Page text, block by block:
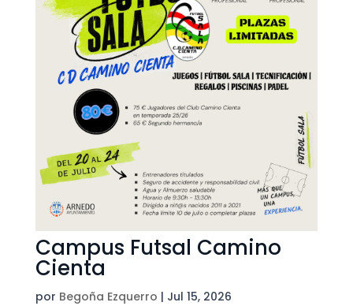
Campus Futsal Camino
Cienta
por Begoña Ezquerro | Jul 15, 2026